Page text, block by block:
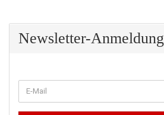
Newsletter-Anmeldung
ZUR
NEWSLETTER-
E-
Mail